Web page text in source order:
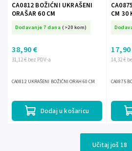
CA0812 BOŽIĆNI UKRAŠENI
ORAŠAR 60 CM
Dodavanje 7 dana (>20 kom)
31,12 € bez PDV-a
38,90 €
Dodaj u košaricu
CA0812 UKRAŠENI BOŽIĆNI ORAH 60 CM
CM 30
14,32 €
CA0875
Učitaj još 18